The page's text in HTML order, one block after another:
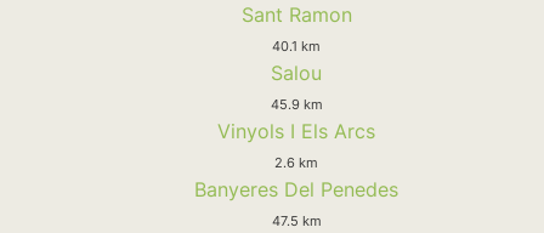
Sant Ramon
40.1 km
Salou
45.9 km
Vinyols I Els Arcs
2.6 km
Banyeres Del Penedes
47.5 km